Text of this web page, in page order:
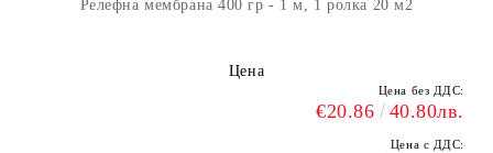
Релефна мембрана 400 гр - 1 м, 1 ролка 20 м2
Цена
Цена без ДДС:
€20.86 40.80лв.
Цена с ДДС: